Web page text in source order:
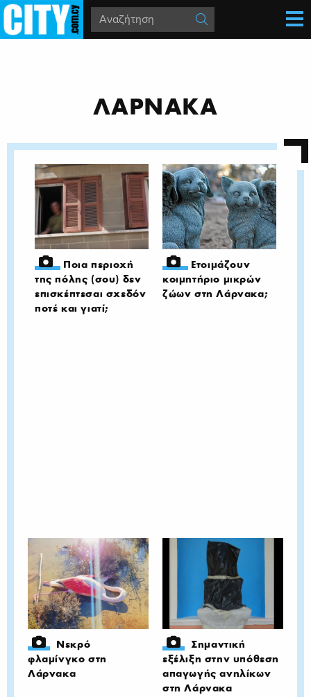
ΛΑΡΝΑΚΑ
Ποια περιοχή
της πόλης (σου) δεν
επισκέπτεσαι σχεδόν
ποτέ και γιατί;
Ετοιμάζουν
κοιμητήριο μικρών
ζώων στη Λάρνακα;
Νεκρό
φλαμίνγκο στη
Λάρνακα
Σημαντική
εξέλιξη στην υπόθεση
απαγωγής ανηλίκων
στη Λάρνακα